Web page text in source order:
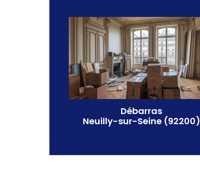
Débarras
Neuilly-sur-Seine (92200)